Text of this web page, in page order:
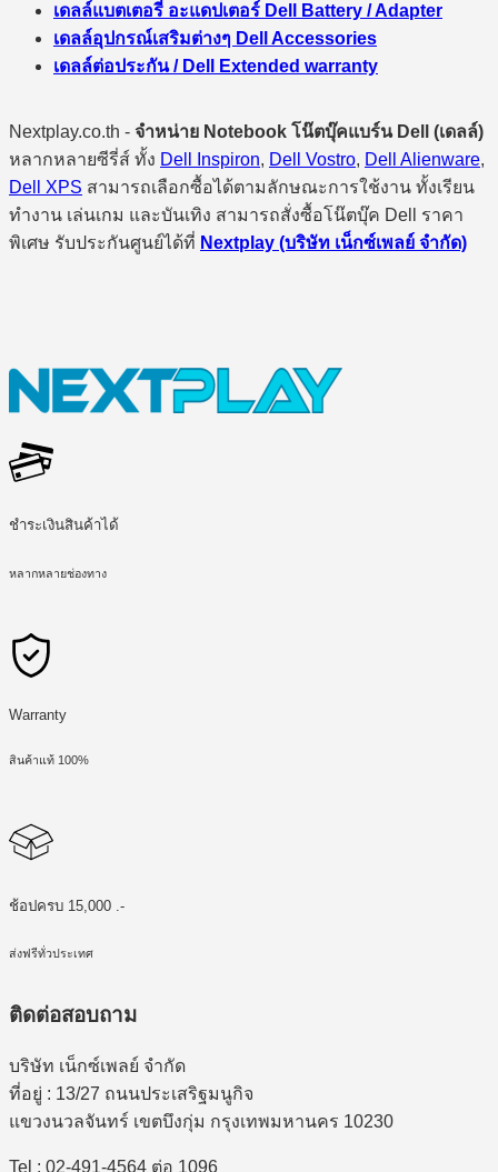
เดลล์แบตเตอรี่ อะแดปเตอร์ Dell Battery / Adapter
เดลล์อุปกรณ์เสริมต่างๆ Dell Accessories
เดลล์ต่อประกัน / Dell Extended warranty
Nextplay.co.th - จำหน่าย Notebook โน๊ตบุ๊คแบร์น Dell (เดลล์)
หลากหลายซีรี่ส์ ทั้ง Dell Inspiron, Dell Vostro, Dell Alienware,
Dell XPS สามารถเลือกซื้อได้ตามลักษณะการใช้งาน ทั้งเรียน
ทำงาน เล่นเกม และบันเทิง สามารถสั่งซื้อโน๊ตบุ๊ค Dell ราคา
พิเศษ รับประกันศูนย์ได้ที่ Nextplay (บริษัท เน็กซ์เพลย์ จำกัด)
ชำระเงินสินค้าได้
หลากหลายช่องทาง
Warranty
สินค้าแท้ 100%
ช้อปครบ 15,000 .-
ส่งฟรีทั่วประเทศ
ติดต่อสอบถาม
บริษัท เน็กซ์เพลย์ จำกัด
ที่อยู่ : 13/27 ถนนประเสริฐมนูกิจ
แขวงนวลจันทร์ เขตบึงกุ่ม กรุงเทพมหานคร 10230
Tel : 02-491-4564 ต่อ 1096